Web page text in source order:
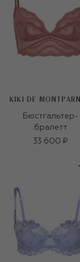
Бюстгальтер-
бралетт
33 600 ₽